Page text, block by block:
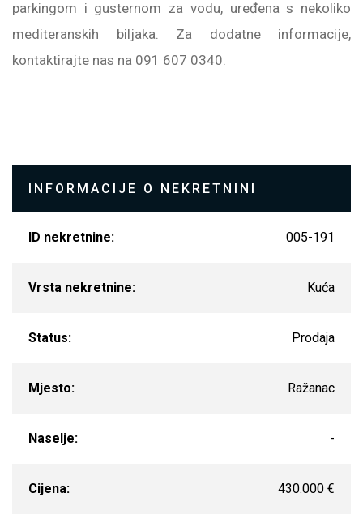
parkingom i gusternom za vodu, uređena s nekoliko
mediteranskih biljaka. Za dodatne informacije,
kontaktirajte nas na 091 607 0340.
INFORMACIJE O NEKRETNINI
ID nekretnine: 005-191
Vrsta nekretnine: Kuća
Status: Prodaja
Mjesto: Ražanac
Naselje: -
Cijena: 430.000 €